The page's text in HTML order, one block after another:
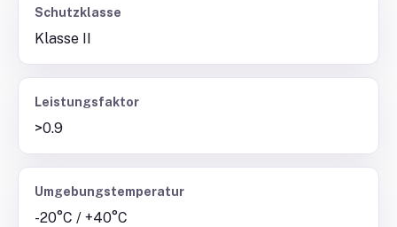
Schutzklasse
Klasse II
Leistungsfaktor
>0.9
Umgebungstemperatur
-20°C / +40°C